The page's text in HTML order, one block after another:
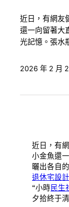
近日，有網友
還一向留著大
光記憶。張水
2026 年 2 月
近日，有
小金魚還
曬出各自
退休宅設
“小時民生
夕拾終于